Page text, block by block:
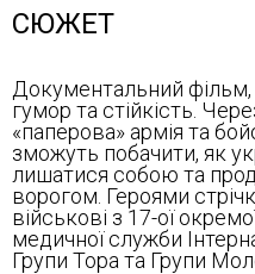
СЮЖЕТ
Документальний
гумор та стійкість.
«паперова» армія та
зможуть побачити, як
лишатися собою та
ворогом. Героями
військові з 17-ої
медичної служби
Групи Тора та Групи